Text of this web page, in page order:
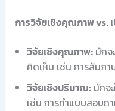
การวิจัยเชิงคุณภาพ vs.
วิจัยเชิงคุณภาพ:มักจ
คิดเห็น เช่น การสัมภ
วิจัยเชิงปริมาณ:มักจะ
เช่น การทำแบบสอบถ